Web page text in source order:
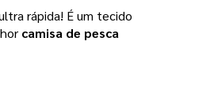
rápida! É um tecido
camisa de pesca